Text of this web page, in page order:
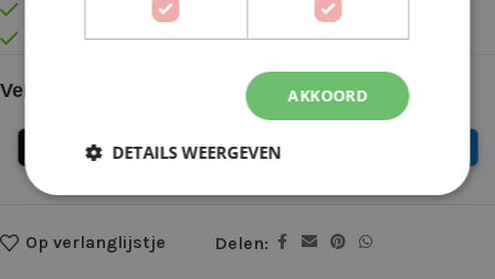
Gratis verzonden vanaf €55,-
Vóór 16:30 besteld = Zelfde (werk)dag verzonden
Veilig online betalen
Op verlanglijstje Delen:
AKKOORD
DETAILS WEERGEVEN